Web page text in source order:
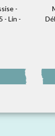
-
- Lin -